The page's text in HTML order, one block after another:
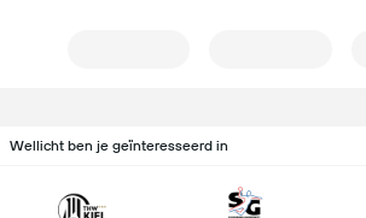
Wellicht ben je geïnteresseerd in